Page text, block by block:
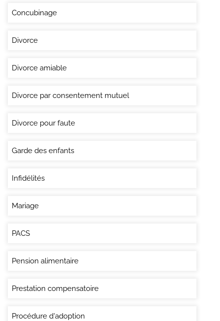
Concubinage
Divorce
Divorce amiable
Divorce par consentement mutuel
Divorce pour faute
Garde des enfants
Infidélités
Mariage
PACS
Pension alimentaire
Prestation compensatoire
Procédure d'adoption